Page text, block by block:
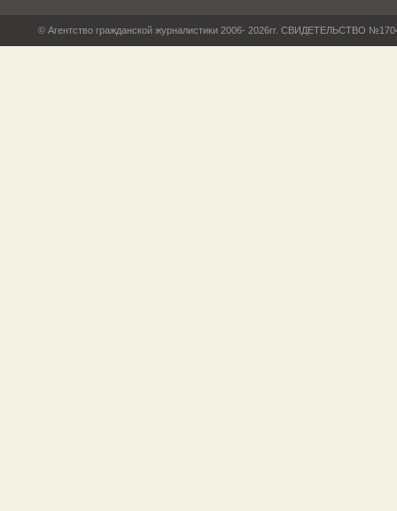
© Агентство гражданской журналистики 2006- 2026гг. СВИДЕТЕЛЬСТВО